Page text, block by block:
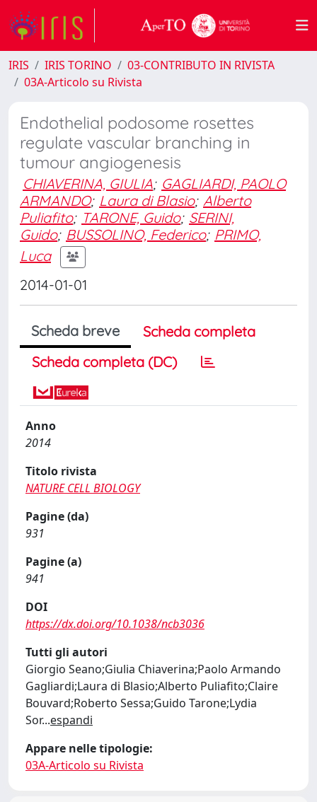
IRIS IRIS TORINO
03-CONTRIBUTO IN RIVISTA
03A-Articolo su Rivista
Endothelial podosome rosettes
regulate vascular branching in
tumour angiogenesis
CHIAVERINA, GIULIA; GAGLIARDI, PAOLO
ARMANDO; Laura di Blasio; Alberto
Puliafito; TARONE, Guido; SERINI,
Guido; BUSSOLINO, Federico; PRIMO,
Luca
2014-01-01
Scheda breve
Scheda completa
Scheda completa (DC)
Anno
2014
Titolo rivista
NATURE CELL BIOLOGY
Pagine (da)
931
Pagine (a)
941
DOI
https://dx.doi.org/10.1038/ncb3036
Tutti gli autori
Giorgio Seano;Giulia Chiaverina;Paolo Armando
Gagliardi;Laura di Blasio;Alberto Puliafito;Claire
Bouvard;Roberto Sessa;Guido Tarone;Lydia
Sor...espandi
Appare nelle tipologie:
03A-Articolo su Rivista